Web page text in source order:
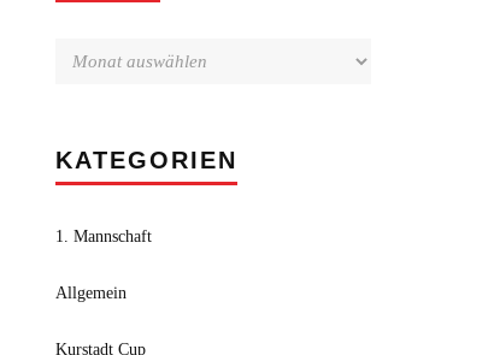
KATEGORIEN
1. Mannschaft
Allgemein
Kurstadt Cup